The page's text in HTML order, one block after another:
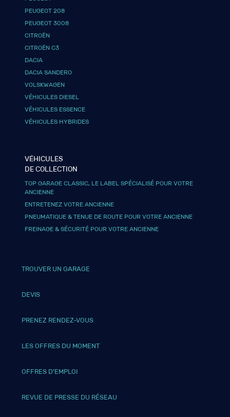
PEUGEOT 208
PEUGEOT 3008
CITROËN
CITROËN C3
DACIA
DACIA SANDERO
VOLSKWAGEN
VÉHICULES DIESEL
VÉHICULES ESSENCE
VÉHICULES HYBRIDES
VÉHICULES
DE COLLECTION
TOP GARAGE CLASSIC, LE LABEL SPÉCIALISÉ POUR VOTRE
ANCIENNE
ENTRETENEZ VOTRE ANCIENNE
PNEUMATIQUE & TENUE DE ROUTE POUR VOTRE ANCIENNE
FREINAGE & SÉCURITÉ POUR VOTRE ANCIENNE
TROUVER UN GARAGE
DEVIS
PRENEZ RENDEZ-VOUS
LES OFFRES DU MOMENT
OFFRES D’EMPLOI
REVUE DE PRESSE DU RÉSEAU